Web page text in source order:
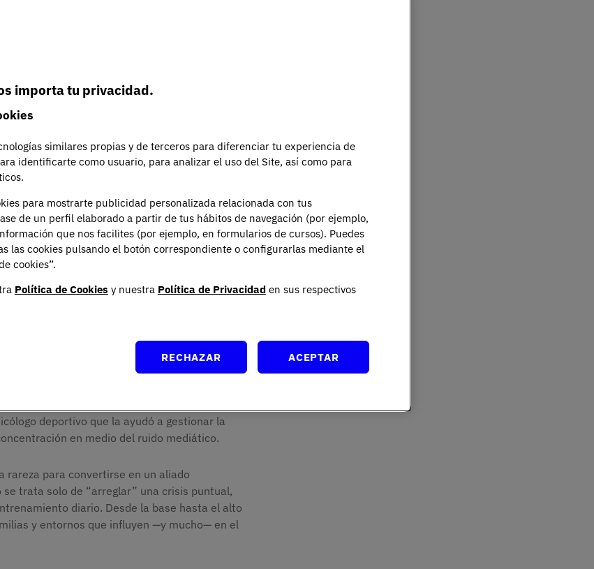
Juegos Olímpicos de Río 2016, no solo
saque y cada punto en cada partido de
Su equipo no solo contaba con
deportivo que la ayudó a gestionar la
en medio del ruido mediático.
rareza para convertirse en un aliado
trata solo de “arreglar” una crisis puntual,
diario. Desde la base hasta el alto
y entornos que influyen —y mucho— en el
importa tu privacidad.
similares propias y de terceros para diferenciar tu experiencia de
identificarte como usuario, para analizar el uso del Site, así como para
para mostrarte publicidad personalizada relacionada con tus
de un perfil elaborado a partir de tus hábitos de navegación (por ejemplo,
que nos facilites (por ejemplo, en formularios de cursos). Puedes
las cookies pulsando el botón correspondiente o configurarlas mediante el
cookies”.
Política de Cookies y nuestra Política de Privacidad en sus respectivos
RECHAZAR ACEPTAR